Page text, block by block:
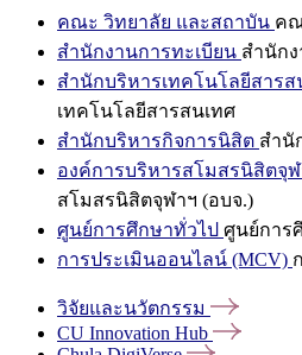
คณะ วิทยาลัย และสถาบัน ค
สำนักงานการทะเบียน สำนัก
สำนักบริหารเทคโนโลยีสารส
เทคโนโลยีสารสนเทศ
สำนักบริหารกิจการนิสิต สำนั
องค์การบริหารสโมสรนิสิตจุฬ
สโมสรนิสิตจุฬาฯ (อบจ.)
ศูนย์การศึกษาทั่วไป ศูนย์การ
การประเมินออนไลน์ (MCV)
วิจัยและนวัตกรรม
CU Innovation Hub